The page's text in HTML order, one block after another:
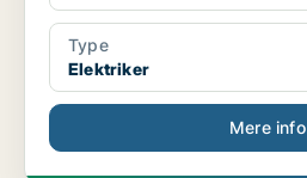
Type
Elektriker
Mere info